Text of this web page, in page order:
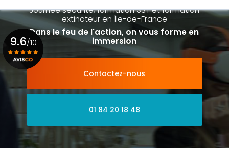
Journée sécurité, formation SST et formation
extincteuren Île-de-France
Dans le feu de l'action, on vous forme en
immersion
Contactez-nous
01 84 20 18 48
9.6/10
Voir le certificat